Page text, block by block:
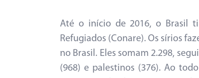
Até o início de 2016, o Brasil
Refugiados (Conare). Os sírios
no Brasil. Eles somam 2.298,
(968) e palestinos (376). Ao